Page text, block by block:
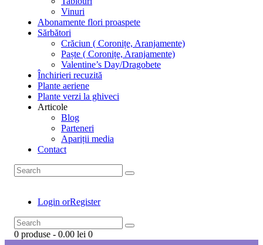
Vinuri
Abonamente flori proaspete
Sărbători
Crăciun ( Coronițe, Aranjamente)
Paște ( Coronițe, Aranjamente)
Valentine’s Day/Dragobete
Închirieri recuzită
Plante aeriene
Plante verzi la ghiveci
Articole
Blog
Parteneri
Apariții media
Contact
Login orRegister
0 produse - 0.00 lei 0